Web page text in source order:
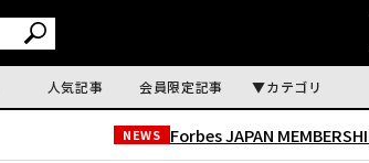
人気記事 会員限定記事 カテゴリ
NEWS Forbes JAPAN